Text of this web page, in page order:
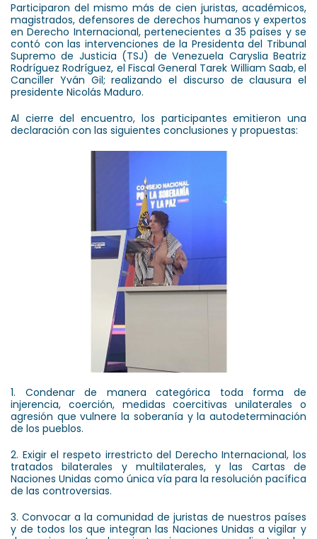
Participaron del mismo más de cien juristas, académicos,
magistrados, defensores de derechos humanos y expertos
en Derecho Internacional, pertenecientes a 35 países y se
contó con las intervenciones de la Presidenta del Tribunal
Supremo de Justicia (TSJ) de Venezuela Caryslia Beatriz
Rodríguez Rodríguez, el Fiscal General Tarek William Saab,el
Canciller Yván Gil; realizando el discurso de clausura el
presidente Nicolás Maduro.
Al cierre del encuentro, los participantes emitieron una
declaración con las siguientes conclusiones y propuestas:
1. Condenar de manera categórica toda forma de
injerencia, coerción, medidas coercitivas unilaterales o
agresión que vulnere la soberanía y la autodeterminación
de los pueblos.
2. Exigir el respeto irrestricto del Derecho Internacional, los
tratados bilaterales y multilaterales, y las Cartas de
Naciones Unidas como única vía para la resolución pacífica
de las controversias.
3. Convocar a la comunidad de juristas de nuestros países
y de todos los que integran las Naciones Unidas a vigilar y